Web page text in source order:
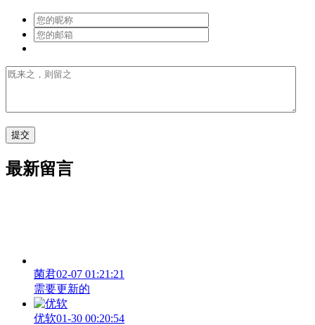
最新留言
菌君02-07 01:21:21
需要更新的
优软01-30 00:20:54